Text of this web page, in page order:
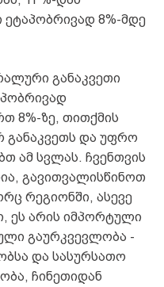
ეტაპობრივად 8%-მდე
განაკვეთი
8%-ზე, თითქმის
და უფრო
ამ სვლას. ჩვენთვის
გავითვალისწინოთ
რეგიონში, ასევე
ეს არის იმპორტული
გაურკვევლობა -
და სასურსათო
ჩინეთიდან